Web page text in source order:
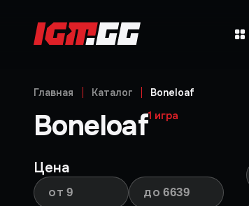
Главная Каталог Boneloaf
Boneloaf1 игра
Цена
от до